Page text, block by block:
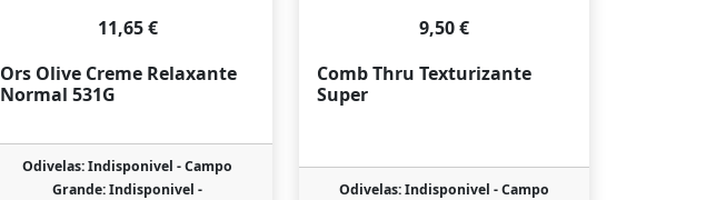
11,65 €
Ors Olive Creme Relaxante
Normal 531G
Odivelas: Indisponivel -Campo
Grande: Indisponivel -
9,50 €
Comb Thru Texturizante
Super
Odivelas: Indisponivel -Campo